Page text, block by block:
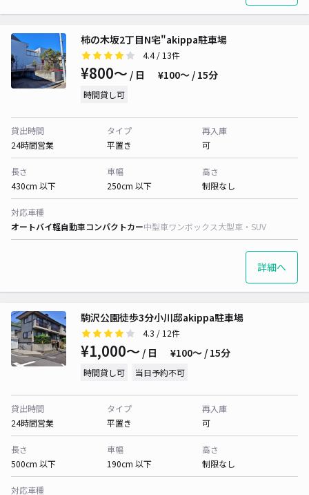
柿の木坂2丁目N宅"akippa駐車場
4.4/ 13件
¥800〜 / 日 ¥100〜 / 15分
時間貸し可
貸出時間
24時間営業
タイプ
平置き
再入庫
可
長さ
430cm 以下
車幅
250cm 以下
高さ
制限なし
対応車種
オートバイ軽自動車コンパクトカー中型車ワンボックス大型車・SUV
詳細へ
駒沢公園徒歩3分小川邸akippa駐車場
4.3 / 12件
¥1,000〜 / 日 ¥100〜 / 15分
時間貸し可 当日予約不可
貸出時間
24時間営業
タイプ
平置き
再入庫
可
長さ
500cm 以下
車幅
190cm 以下
高さ
制限なし
対応車種